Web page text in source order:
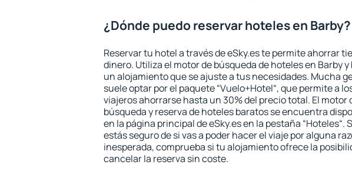
¿Dónde puedo reservar hoteles en Barby?
Reservar tu hotel a través de eSky.es te permite ahorrar
dinero. Utiliza el motor de búsqueda de hoteles en Barby y
un alojamiento que se ajuste a tus necesidades. Mucha
suele optar por el paquete “Vuelo+Hotel“, que permite a
viajeros ahorrarse hasta un 30% del precio total. El motor
búsqueda y reserva de hoteles baratos se encuentra
en la página principal de eSky.es en la pestaña “Hoteles“.
estás seguro de si vas a poder hacer el viaje por alguna
inesperada, comprueba si tu alojamiento ofrece la
cancelar la reserva sin coste.